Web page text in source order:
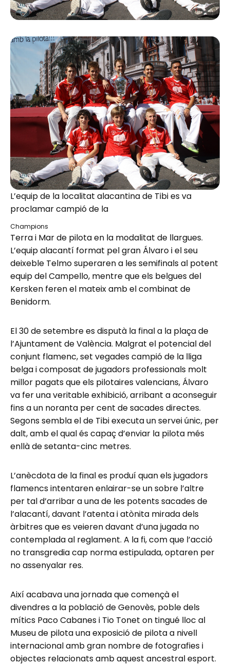
L’equip de la localitat alacantina de Tibi es va
proclamar campió de la
Champions
Terra i Mar de pilota en la modalitat de llargues.
L’equip alacantí format pel gran Álvaro i el seu
deixeble Telmo superaren a les semifinals al potent
equip del Campello, mentre que els belgues del
Kersken feren el mateix amb el combinat de
Benidorm.
El 30 de setembre es disputà la final a la plaça de
l’Ajuntament de València. Malgrat el potencial del
conjunt flamenc, set vegades campió de la lliga
belga i composat de jugadors professionals molt
millor pagats que els pilotaires valencians, Álvaro
va fer una veritable exhibició, arribant a aconseguir
fins a un noranta per cent de sacades directes.
Segons sembla el de Tibi executa un servei únic, per
dalt, amb el qual és capaç d’enviar la pilota més
enllà de setanta-cinc metres.
L’anècdota de la final es produí quan els jugadors
flamencs intentaren enlairar-se un sobre l’altre
per tal d’arribar a una de les potents sacades de
l’alacantí, davant l’atenta i atònita mirada dels
àrbitres que es veieren davant d’una jugada no
contemplada al reglament. A la fi, com que l’acció
no transgredia cap norma estipulada, optaren per
no assenyalar res.
Així acabava una jornada que començà el
divendres a la població de Genovès, poble dels
mítics Paco Cabanes i Tio Tonet on tingué lloc al
Museu de pilota una exposició de pilota a nivell
internacional amb gran nombre de fotografies i
objectes relacionats amb aquest ancestral esport.